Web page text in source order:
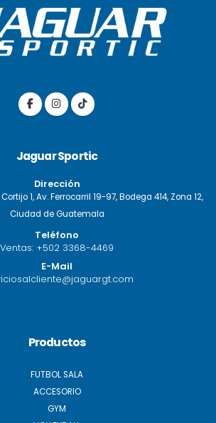
Jaguar Sportic
Dirección
1, Av. Ferrocarril 19-97, Bodega 414, Zona 12,
Ciudad de Guatemala
Teléfono
Ventas: +502 3368-4469
E-Mail
Productos
FUTBOL SALA
ACCESORIO
GYM